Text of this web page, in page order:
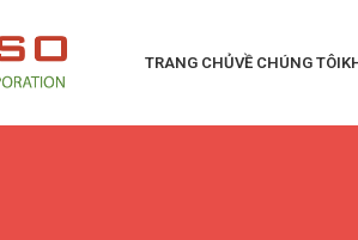
TRANG CHỦVỀ CHÚNG TÔI